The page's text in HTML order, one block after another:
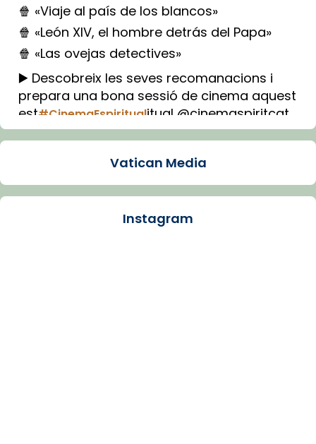
🍿 «Viaje al país de los blancos»
🍿 «León XIV, el hombre detrás del Papa»
🍿 «Las ovejas detectives»
▶️ Descobreix les seves recomanacions i
prepara una bona sessió de cinema aquest
est#CinemaEspiritualitual @cinemaspiritcat
Imatge: Generada amb IA (OpenAI)
Arquebisbat de Barcelona
Vatican Media
Instagram